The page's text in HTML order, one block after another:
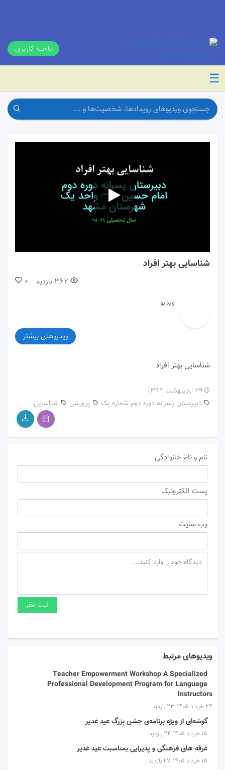
ناحیه کاربری
☰
شناسایی بهتر افراد
0 362 بازدید
ویدیو
ویدیوهای بیشتر
شناسایی بهتر افراد
۲۹ اردیبهشت ۱۳۹۹
پرورشی
دبیرستان پسرانه دوره دوم شماره یک شناسایی
نام و نام خانوادگی
پست الکترونیک
وب سایت
ویدیوهای مرتبط
Teacher Empowerment Workshop A Specialized
Professional Development Program for Language
Instructors
۲۴ خرداد ۱۴۰۵ 23 بازدید
گوشه‌ای از ویژه برنامه‌ی جشن بزرگ عید غدیر
۱۵ خرداد ۱۴۰۵ 24 بازدید
غرفه های فرهنگی و پذیرایی بمناسبت عید غدیر
۱۵ خرداد ۱۴۰۵ 27 بازدید